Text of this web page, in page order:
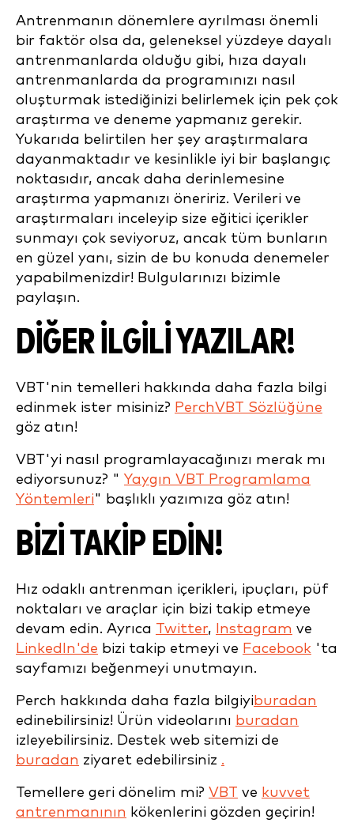
Antrenmanın dönemlere ayrılması önemli
bir faktör olsa da, geleneksel yüzdeye dayalı
antrenmanlarda olduğu gibi, hıza dayalı
antrenmanlarda da programınızı nasıl
oluşturmak istediğinizi belirlemek için pek çok
araştırma ve deneme yapmanız gerekir.
Yukarıda belirtilen her şey araştırmalara
dayanmaktadır ve kesinlikle iyi bir başlangıç
noktasıdır, ancak daha derinlemesine
araştırma yapmanızı öneririz. Verileri ve
araştırmaları inceleyip size eğitici içerikler
sunmayı çok seviyoruz, ancak tüm bunların
en güzel yanı, sizin de bu konuda denemeler
yapabilmenizdir! Bulgularınızı bizimle
paylaşın.
DİĞER İLGİLİ YAZILAR!
VBT'nin temelleri hakkında daha fazla bilgi
edinmek ister misiniz? PerchVBT Sözlüğüne
göz atın!
VBT'yi nasıl programlayacağınızı merak mı
ediyorsunuz? "Yaygın VBT Programlama
Yöntemleri" başlıklı yazımıza göz atın!
BİZİ TAKİP EDİN!
Hız odaklı antrenman içerikleri, ipuçları, püf
noktaları ve araçlar için bizi takip etmeye
devam edin. Ayrıca Twitter, Instagram ve
LinkedIn'de bizi takip etmeyi ve Facebook 'ta
sayfamızı beğenmeyi unutmayın.
Perch hakkında daha fazla bilgiyiburadan
edinebilirsiniz! Ürün videolarını buradan
izleyebilirsiniz. Destek web sitemizi de
buradan ziyaret edebilirsiniz .
Temellere geri dönelim mi? VBT ve kuvvet
antrenmanının kökenlerini gözden geçirin!